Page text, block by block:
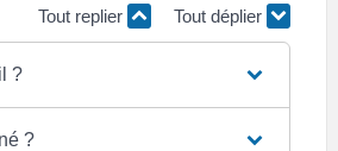
Tout replier Tout déplier
?
?